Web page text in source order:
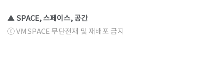
▲ SPACE, 스페이스, 공간
ⓒ VMSPACE 무단전재 및 재배포 금지